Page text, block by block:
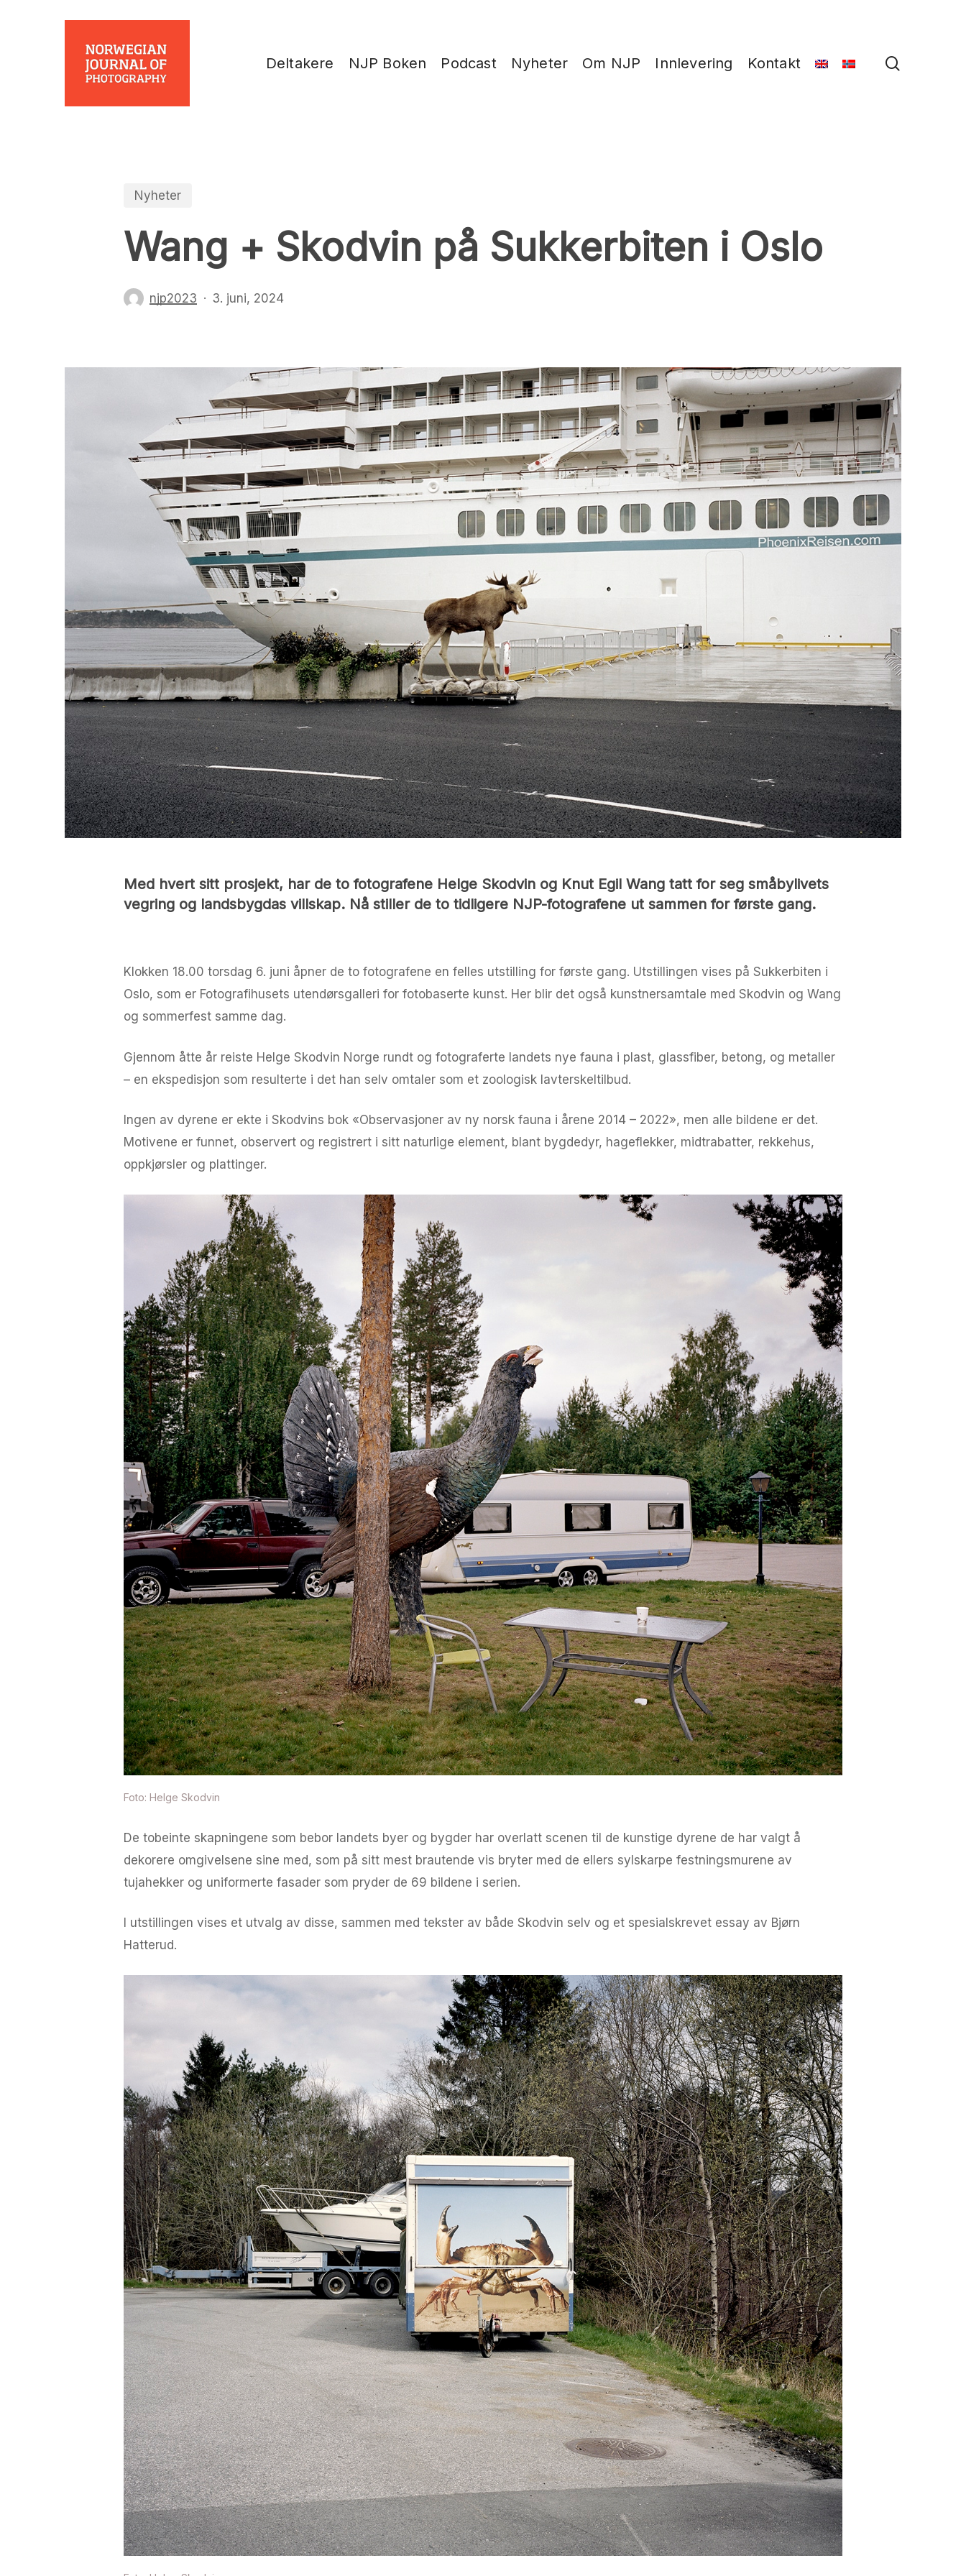
Trykk enter for å starte ditt søk
Deltakere NJP Boken Podcast Nyheter Om NJP Innlevering Kontakt
Nyheter
Wang + Skodvin på Sukkerbiten i Oslo
njp2023 3. juni, 2024
Med hvert sitt prosjekt, har de to fotografene Helge Skodvin og Knut Egil Wang tatt for seg småbylivets
vegring og landsbygdas villskap. Nå stiller de to tidligere NJP-fotografene ut sammen for første gang.
Klokken 18.00 torsdag 6. juni åpner de to fotografene en felles utstilling for første gang. Utstillingen vises på Sukkerbiten i
Oslo, som er Fotografihusets utendørsgalleri for fotobaserte kunst. Her blir det også kunstnersamtale med Skodvin og Wang
og sommerfest samme dag.
Gjennom åtte år reiste Helge Skodvin Norge rundt og fotograferte landets nye fauna i plast, glassfiber, betong, og metaller
– en ekspedisjon som resulterte i det han selv omtaler som et zoologisk lavterskeltilbud.
Ingen av dyrene er ekte i Skodvins bok «Observasjoner av ny norsk fauna i årene 2014 – 2022», men alle bildene er det.
Motivene er funnet, observert og registrert i sitt naturlige element, blant bygdedyr, hageflekker, midtrabatter, rekkehus,
oppkjørsler og plattinger.
Foto: Helge Skodvin
De tobeinte skapningene som bebor landets byer og bygder har overlatt scenen til de kunstige dyrene de har valgt å
dekorere omgivelsene sine med, som på sitt mest brautende vis bryter med de ellers sylskarpe festningsmurene av
tujahekker og uniformerte fasader som pryder de 69 bildene i serien.
I utstillingen vises et utvalg av disse, sammen med tekster av både Skodvin selv og et spesialskrevet essay av Bjørn
Hatterud.